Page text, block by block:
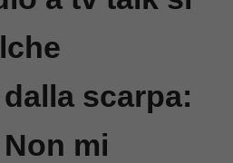
scarpa:
mi